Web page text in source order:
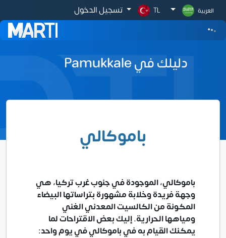
العربية TL تسجيل الدخول
دليلك في Pamukkale
باموكالي
باموكالي، الموجودة في جنوب غرب تركيا، هي
وجهة فريدة وخلابة مشهورة بتراساتها البيضاء
المكونة من الكالسيت المعدني الغني
ومياهها الحرارية. إليك بعض الاقتراحات لما
يمكنك القيام به في باموكالي في يوم واحد: